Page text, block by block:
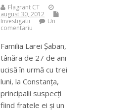
Flagrant CT
august 30, 2012
Investigatii
Un
comentariu
Familia Larei Şaban,
tânăra de 27 de ani
ucisă în urmă cu trei
luni, la Constanţa,
principalii suspecţi
fiind fratele ei şi un